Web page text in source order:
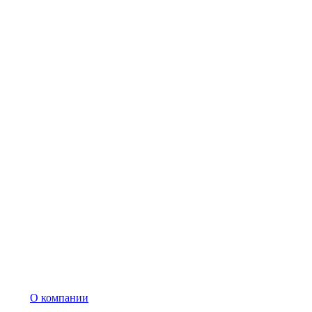
О компании